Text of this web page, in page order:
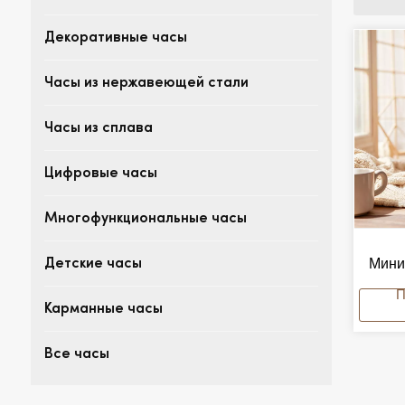
Декоративные часы
Часы из нержавеющей стали
Часы из сплава
Цифровые часы
Многофункциональные часы
Детские часы
Карманные часы
Все часы